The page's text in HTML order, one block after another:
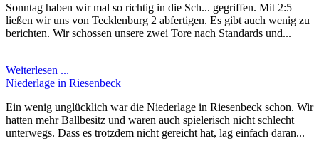
Sonntag haben wir mal so richtig in die Sch... gegriffen. Mit 2:5
ließen wir uns von Tecklenburg 2 abfertigen. Es gibt auch wenig zu
berichten. Wir schossen unsere zwei Tore nach Standards und...
Weiterlesen ...
Niederlage in Riesenbeck
Ein wenig unglücklich war die Niederlage in Riesenbeck schon. Wir
hatten mehr Ballbesitz und waren auch spielerisch nicht schlecht
unterwegs. Dass es trotzdem nicht gereicht hat, lag einfach daran...